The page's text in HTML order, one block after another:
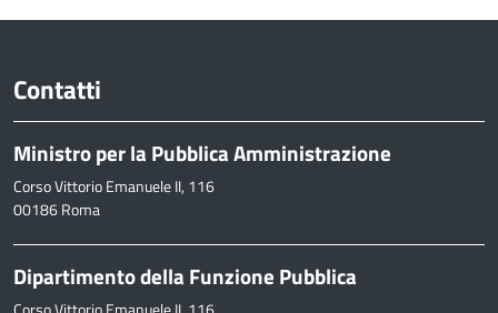
Contatti
Ministro per la Pubblica Amministrazione
Corso Vittorio Emanuele II, 116
00186 Roma
Dipartimento della Funzione Pubblica